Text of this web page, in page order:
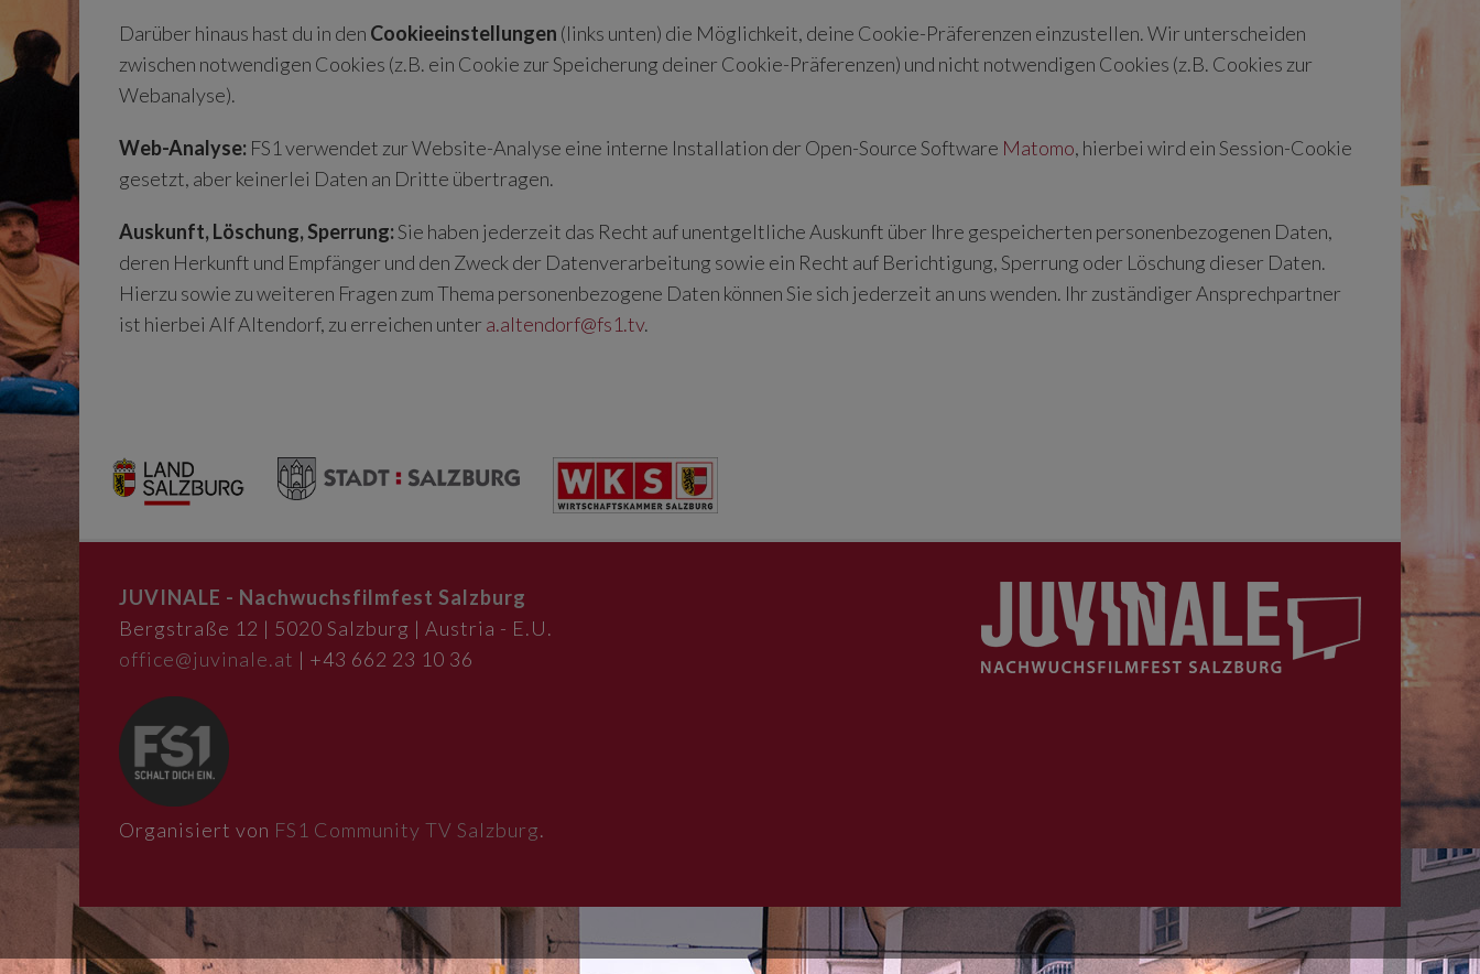
Darüber hinaus hast du in den Cookieeinstellungen (links unten) die Möglichkeit, deine Cookie-Präferenzen einzustellen. Wir unterscheiden
zwischen notwendigen Cookies (z.B. ein Cookie zur Speicherung deiner Cookie-Präferenzen) und nicht notwendigen Cookies (z.B. Cookies zur
Webanalyse).
Web-Analyse: FS1 verwendet zur Website-Analyse eine interne Installation der Open-Source Software Matomo, hierbei wird ein Session-Cookie
gesetzt, aber keinerlei Daten an Dritte übertragen.
Auskunft, Löschung, Sperrung:Sie haben jederzeit das Recht auf unentgeltliche Auskunft über Ihre gespeicherten personenbezogenen Daten,
deren Herkunft und Empfänger und den Zweck der Datenverarbeitung sowie ein Recht auf Berichtigung, Sperrung oder Löschung dieser Daten.
Hierzu sowie zu weiteren Fragen zum Thema personenbezogene Daten können Sie sich jederzeit an uns wenden. Ihr zuständiger Ansprechpartner
ist hierbei Alf Altendorf, zu erreichen unter a.altendorf@fs1.tv.
JUVINALE - Nachwuchsfilmfest Salzburg
Bergstraße 12 | 5020 Salzburg | Austria - E.U.
office@juvinale.at | +43 662 23 10 36
Organisiert von FS1 Community TV Salzburg.